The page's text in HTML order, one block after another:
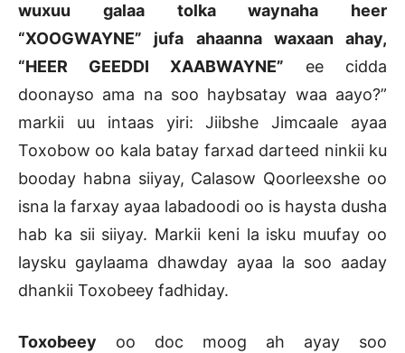
wuxuu galaa tolka waynaha heer
“XOOGWAYNE” jufa ahaanna waxaan ahay,
“HEER GEEDDI XAABWAYNE” ee cidda
doonayso ama na soo haybsatay waa aayo?”
markii uu intaas yiri: Jiibshe Jimcaale ayaa
Toxobow oo kala batay farxad darteed ninkii ku
booday habna siiyay, Calasow Qoorleexshe oo
isna la farxay ayaa labadoodi oo is haysta dusha
hab ka sii siiyay. Markii keni la isku muufay oo
laysku gaylaama dhawday ayaa la soo aaday
dhankii Toxobeey fadhiday.
Toxobeey oo doc moog ah ayay soo